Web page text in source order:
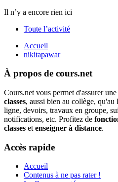
Il n’y a encore rien ici
Toute l’activité
Accueil
nikitapawar
À propos de cours.net
Cours.net vous permet d'assurer une
classes, aussi bien au collège,
ligne, devoirs, travaux en groupe,
notifications, etc. Profitez de
classes et enseigner à distance.
Accès rapide
Accueil
Contenus à ne pas rater !